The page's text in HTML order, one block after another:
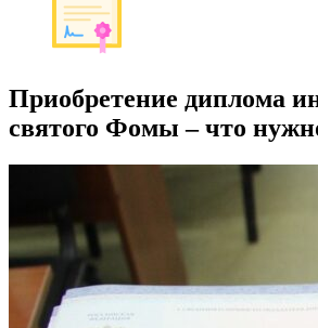
Приобретение диплома
святого Фомы – что